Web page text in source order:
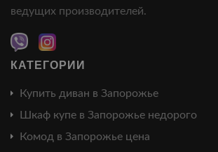
ведущих производителей.
КАТЕГОРИИ
Купить диван в Запорожье
Шкаф купе в Запорожье недорого
Комод в Запорожье цена